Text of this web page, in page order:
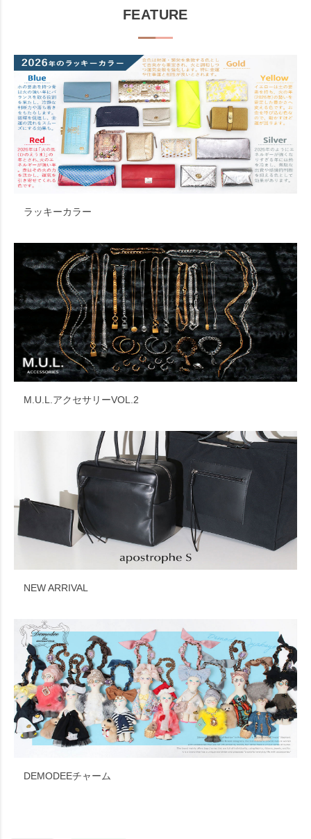
FEATURE
ラッキーカラー
M.U.L.アクセサリーVOL.2
NEW ARRIVAL
DEMODEEチャーム